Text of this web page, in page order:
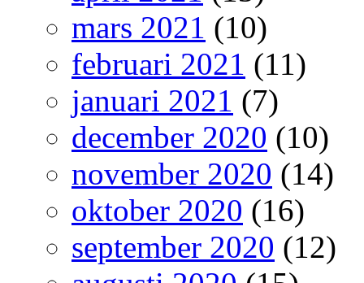
mars 2021 (10)
februari 2021 (11)
januari 2021 (7)
december 2020 (10)
november 2020 (14)
oktober 2020 (16)
september 2020 (12)